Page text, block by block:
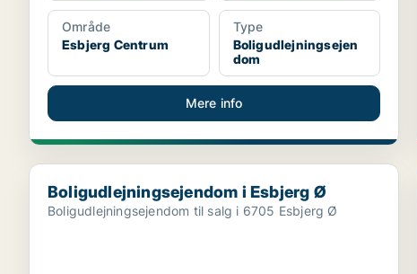
Område
Esbjerg Centrum
Type
Boligudlejningsejen
dom
Mere info
Boligudlejningsejendom i Esbjerg Ø
Boligudlejningsejendom i Esbjerg Ø
Boligudlejningsejendom til salg i 6705 Esbjerg Ø